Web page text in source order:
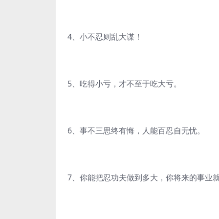
4、小不忍则乱大谋！
5、吃得小亏，才不至于吃大亏。
6、事不三思终有悔，人能百忍自无忧。
7、你能把忍功夫做到多大，你将来的事业